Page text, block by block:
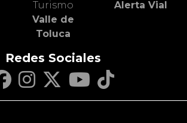
Turismo
Valle de
Toluca
Alerta Vial
Redes Sociales